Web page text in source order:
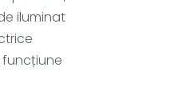
iluminat